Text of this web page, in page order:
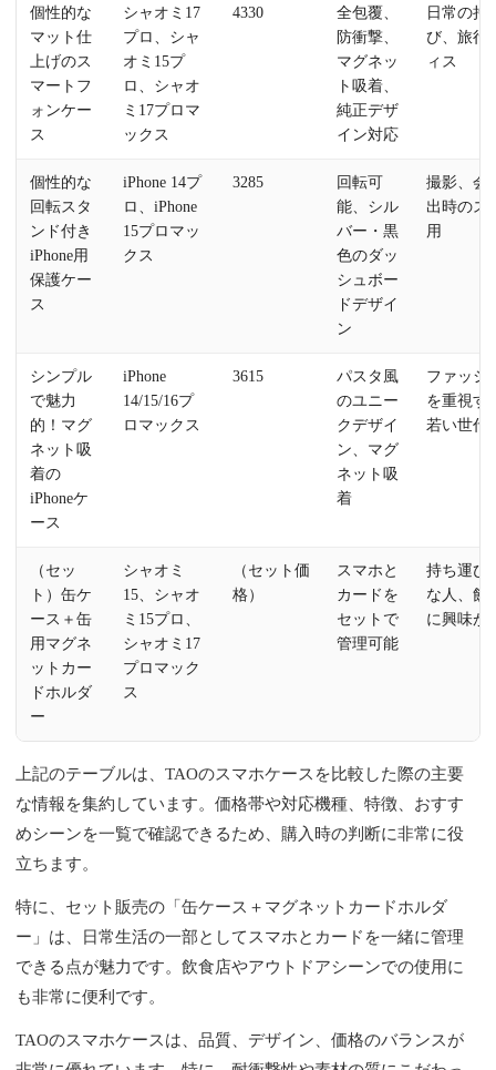
個性的な
マット仕
上げのス
マートフ
ォンケー
ス
シャオミ17
プロ、シャ
オミ15プ
ロ、シャオ
ミ17プロマ
ックス
4330
全包覆、
防衝撃、
マグネッ
ト吸着、
純正デザ
イン対応
日常の持
び、旅行
ィス
個性的な
回転スタ
ンド付き
iPhone用
保護ケー
ス
iPhone 14プ
ロ、iPhone
15プロマッ
クス
3285
回転可
能、シル
バー・黒
色のダッ
シュボー
ドデザイ
ン
撮影、会
出時のス
用
シンプル
で魅力
的！マグ
ネット吸
着の
iPhoneケ
ース
iPhone
14/15/16プ
ロマックス
3615
パスタ風
のユニー
クデザイ
ン、マグ
ネット吸
着
ファッシ
を重視す
若い世代
（セッ
ト）缶ケ
ース＋缶
用マグネ
ットカー
ドホルダ
ー
シャオミ
15、シャオ
ミ15プロ、
シャオミ17
プロマック
ス
（セット価
格）
スマホと
カードを
セットで
管理可能
持ち運び
な人、飲
に興味が
上記のテーブルは、TAOのスマホケースを比較した際の主要
な情報を集約しています。価格帯や対応機種、特徴、おすす
めシーンを一覧で確認できるため、購入時の判断に非常に役
立ちます。
特に、セット販売の「缶ケース＋マグネットカードホルダ
ー」は、日常生活の一部としてスマホとカードを一緒に管理
できる点が魅力です。飲食店やアウトドアシーンでの使用に
も非常に便利です。
TAOのスマホケースは、品質、デザイン、価格のバランスが